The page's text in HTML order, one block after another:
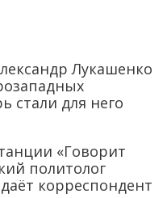
Лукашенко
стали для него
«Говорит
политолог
корреспондент